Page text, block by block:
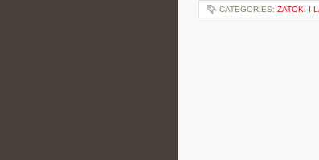
CATEGORIES: ZATOKI I